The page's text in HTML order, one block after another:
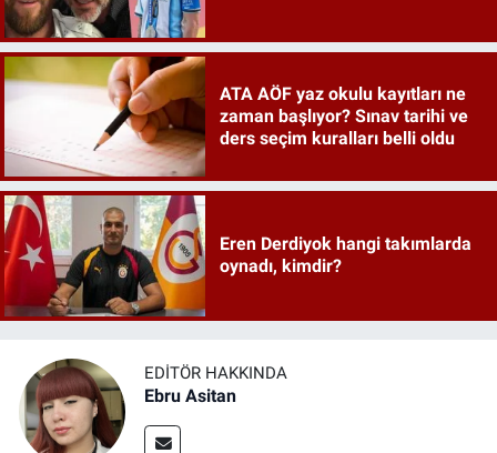
ATA AÖF yaz okulu kayıtları ne
zaman başlıyor? Sınav tarihi ve
ders seçim kuralları belli oldu
Eren Derdiyok hangi takımlarda
oynadı, kimdir?
EDITÖR HAKKINDA
Ebru Asitan